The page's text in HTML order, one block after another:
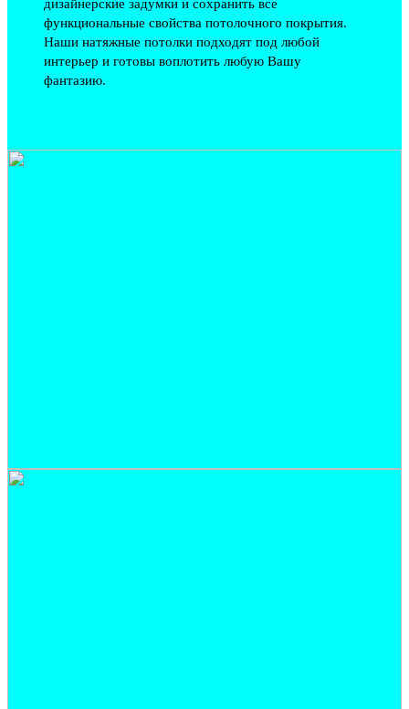
дизайнерские задумки и сохранить все
функциональные свойства потолочного покрытия.
Наши натяжные потолки подходят под любой
интерьер и готовы воплотить любую Вашу
фантазию.